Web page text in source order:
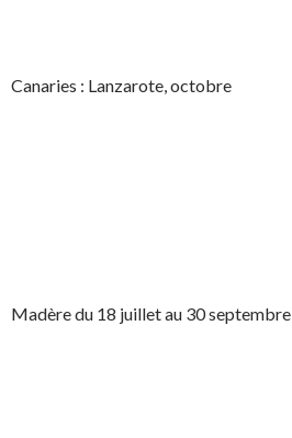
Canaries : Lanzarote, octobre
Madère du 18 juillet au 30 septembre